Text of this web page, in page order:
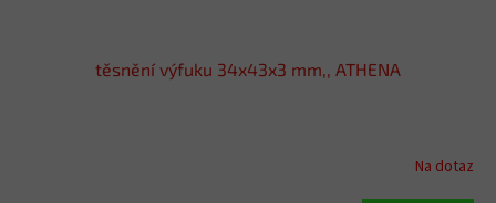
těsnění výfuku 34x43x3 mm,, ATHENA
Na dotaz